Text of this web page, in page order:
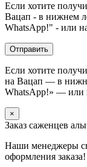
Если хотите
Вацап - в нижнем
WhatsApp!" - или
Если хотите
на Вацап — в
WhatsApp!» — или
×
Заказ саженцев
Наши менеджеры
оформления заказа!